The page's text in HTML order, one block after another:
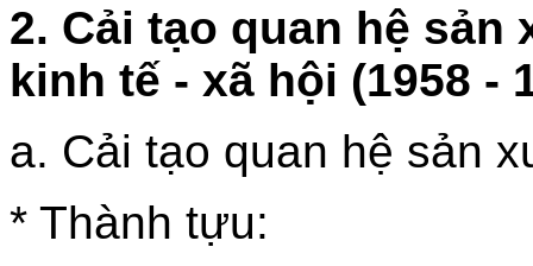
2. Cải tạo quan hệ
kinh tế - xã hội (1958 -
a. Cải tạo quan hệ sản
* Thành tựu: